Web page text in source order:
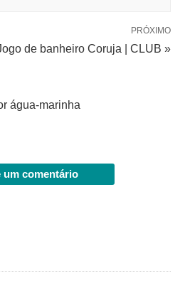
PRÓXIMO
de banheiro Coruja | CLUB »
água-marinha
um comentário